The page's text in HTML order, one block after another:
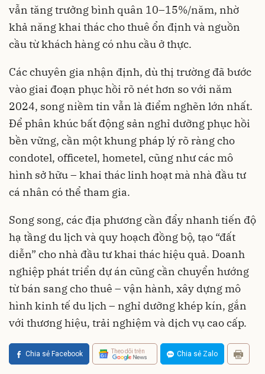
vẫn tăng trưởng bình quân 10–15%/năm, nhờ
khả năng khai thác cho thuê ổn định và nguồn
cầu từ khách hàng có nhu cầu ở thực.
Các chuyên gia nhận định, dù thị trường đã bước
vào giai đoạn phục hồi rõ nét hơn so với năm
2024, song niềm tin vẫn là điểm nghẽn lớn nhất.
Để phân khúc bất động sản nghỉ dưỡng phục hồi
bền vững, cần một khung pháp lý rõ ràng cho
condotel, officetel, hometel, cũng như các mô
hình sở hữu – khai thác linh hoạt mà nhà đầu tư
cá nhân có thể tham gia.
Song song, các địa phương cần đẩy nhanh tiến độ
hạ tầng du lịch và quy hoạch đồng bộ, tạo “đất
diễn” cho nhà đầu tư khai thác hiệu quả. Doanh
nghiệp phát triển dự án cũng cần chuyển hướng
từ bán sang cho thuê – vận hành, xây dựng mô
hình kinh tế du lịch – nghỉ dưỡng khép kín, gắn
với thương hiệu, trải nghiệm và dịch vụ cao cấp.
Chia sẻ Facebook Theo dõi trên Chia sẻ Zalo